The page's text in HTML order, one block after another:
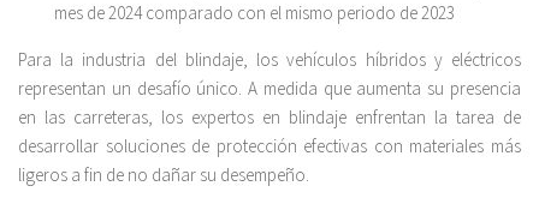
mes de 2024 comparado con el mismo periodo de 2023
Para la industria del blindaje, los vehículos híbridos y eléctricos
representan un desafío único. A medida que aumenta su presencia
en las carreteras, los expertos en blindaje enfrentan la tarea de
desarrollar soluciones de protección efectivas con materiales más
ligeros a fin de no dañar su desempeño.